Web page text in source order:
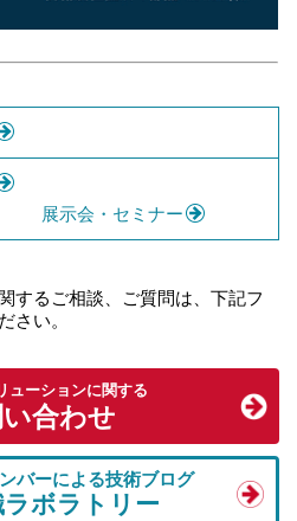
展示会・セミナー
するご相談、ご質問は、下記フ
さい。
ューションに関する
合わせ
バーによる技術ブログ
ラボラトリー